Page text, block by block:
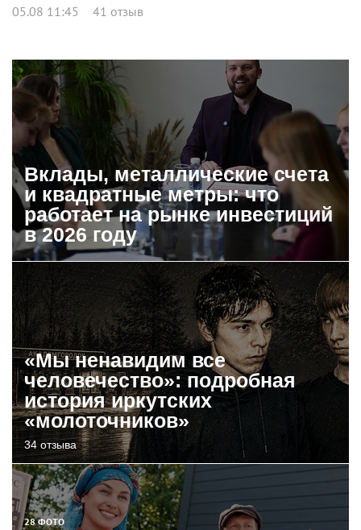
05.08 11:45 41 отзыв
Вклады, металлические счета
и квадратные метры: что
работает на рынке инвестиций
в 2026 году
«Мы ненавидим все
человечество»: подробная
история иркутских
«молоточников»
34 отзыва
28 ФОТО